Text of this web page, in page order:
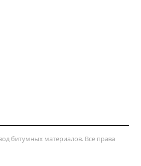
битумных материалов. Все права